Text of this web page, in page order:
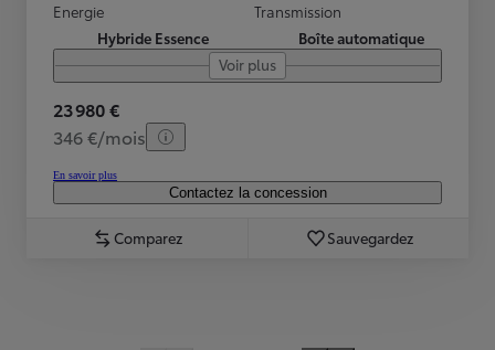
Energie
Hybride Essence
Transmission
Boîte automatique
Voir plus
23 980 €
346 €/mois
En savoir plus
Contactez la concession
Comparez Sauvegardez